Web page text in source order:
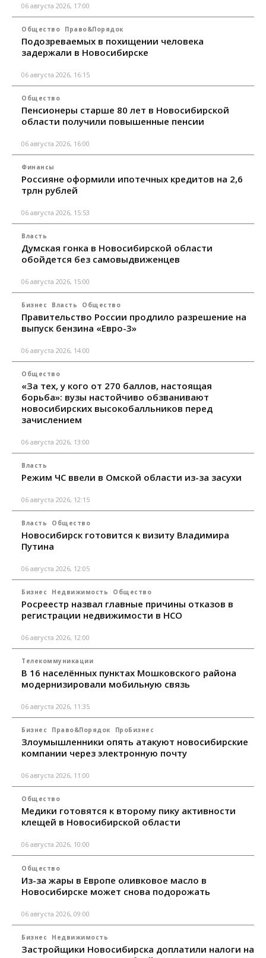
06 августа 2026, 17:00
Общество Право&Порядок
Подозреваемых в похищении человека
задержали в Новосибирске
06 августа 2026, 16:15
Общество
Пенсионеры старше 80 лет в Новосибирской
области получили повышенные пенсии
06 августа 2026, 16:00
Финансы
Россияне оформили ипотечных кредитов на 2,6
трлн рублей
06 августа 2026, 15:53
Власть
Думская гонка в Новосибирской области
обойдется без самовыдвиженцев
06 августа 2026, 15:00
Бизнес Власть Общество
Правительство России продлило разрешение на
выпуск бензина «Евро-3»
06 августа 2026, 14:00
Общество
«За тех, у кого от 270 баллов, настоящая
борьба»: вузы настойчиво обзванивают
новосибирских высокобалльников перед
зачислением
06 августа 2026, 13:00
Власть
Режим ЧС ввели в Омской области из-за засухи
06 августа 2026, 12:15
Власть Общество
Новосибирск готовится к визиту Владимира
Путина
06 августа 2026, 12:05
Бизнес Недвижимость Общество
Росреестр назвал главные причины отказов в
регистрации недвижимости в НСО
06 августа 2026, 12:00
Телекоммуникации
В 16 населённых пунктах Мошковского района
модернизировали мобильную связь
06 августа 2026, 11:35
Бизнес Право&Порядок ПроБизнес
Злоумышленники опять атакуют новосибирские
компании через электронную почту
06 августа 2026, 11:00
Общество
Медики готовятся к второму пику активности
клещей в Новосибирской области
06 августа 2026, 10:00
Общество
Из-за жары в Европе оливковое масло в
Новосибирске может снова подорожать
06 августа 2026, 09:00
Бизнес Недвижимость
Застройщики Новосибирска доплатили налоги на